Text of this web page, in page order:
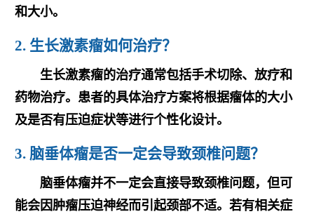
和大小。
2. 生长激素瘤如何治疗？
生长激素瘤的治疗通常包括手术切除、放疗和
药物治疗。患者的具体治疗方案将根据瘤体的大小
及是否有压迫症状等进行个性化设计。
3. 脑垂体瘤是否一定会导致颈椎问题？
脑垂体瘤并不一定会直接导致颈椎问题，但可
能会因肿瘤压迫神经而引起颈部不适。若有相关症